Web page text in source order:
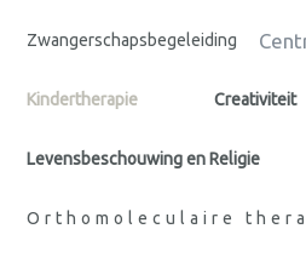
Zwangerschapsbegeleiding
Kindertherapie Creativiteit
Levensbeschouwing en Religie
Orthomoleculaire